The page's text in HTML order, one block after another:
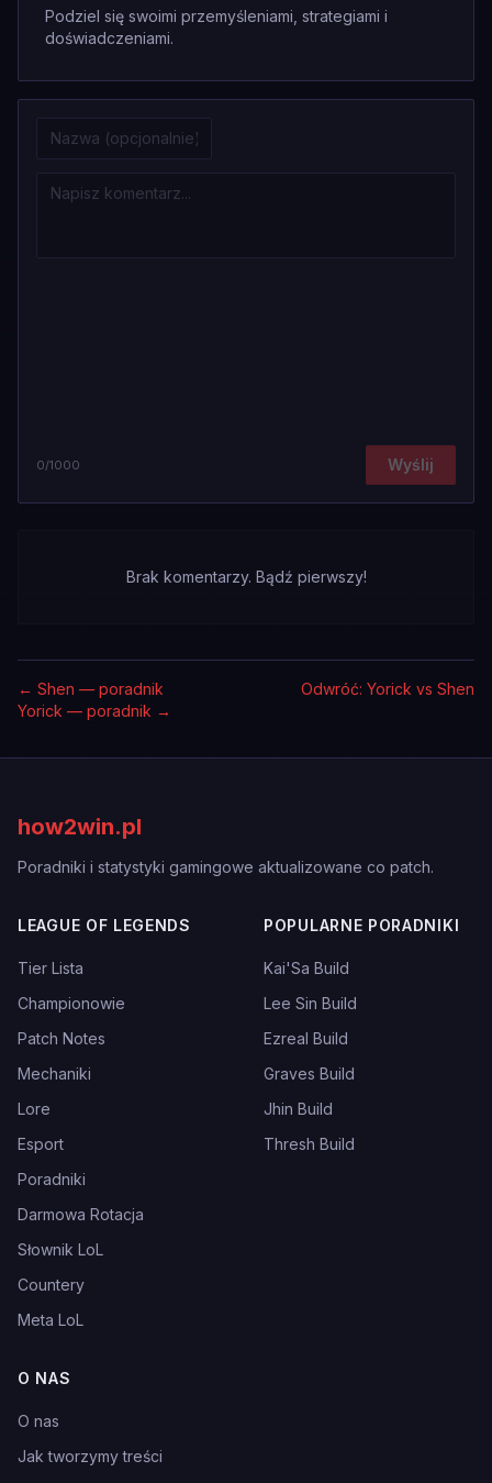
Podziel się swoimi przemyśleniami, strategiami i
doświadczeniami.
0/1000 Wyślij
Brak komentarzy. Bądź pierwszy!
← Shen — poradnik
Odwróć: Yorick vs Shen
Yorick — poradnik →
how2win.pl
Poradniki i statystyki gamingowe aktualizowane co patch.
LEAGUE OF LEGENDS
Tier Lista
Championowie
Patch Notes
Mechaniki
Lore
Esport
Poradniki
Darmowa Rotacja
Słownik LoL
Countery
Meta LoL
POPULARNE PORADNIKI
Kai'Sa Build
Lee Sin Build
Ezreal Build
Graves Build
Jhin Build
Thresh Build
O NAS
O nas
Jak tworzymy treści